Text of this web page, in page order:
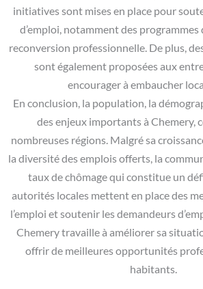
initiatives sont mises en place pour
d’emploi, notamment des
reconversion professionnelle. De plus,
sont également proposées aux
encourager à embaucher
En conclusion, la population, la
des enjeux importants à Chemery,
nombreuses régions. Malgré sa
la diversité des emplois offerts, la
taux de chômage qui constitue un
autorités locales mettent en place des
l’emploi et soutenir les demandeurs
Chemery travaille à améliorer sa
offrir de meilleures opportunités
habitants.